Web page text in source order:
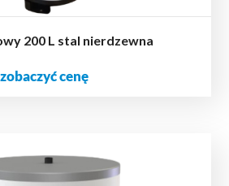
200 L stal nierdzewna
cenę